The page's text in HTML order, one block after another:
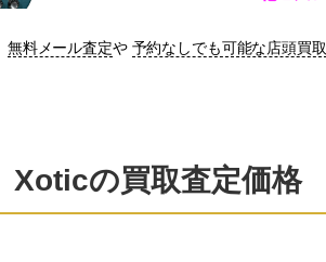
無料メール査定や 予約なしでも可能な店頭買取
Xoticの買取査定価格